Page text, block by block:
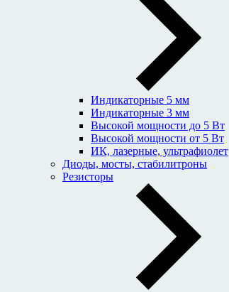
Индикаторные 5 мм
Индикаторные 3 мм
Высокой мощности до 5 Вт
Высокой мощности от 5 Вт
ИК, лазерные, ультрафиолет
Диоды, мосты, стабилитроны
Резисторы